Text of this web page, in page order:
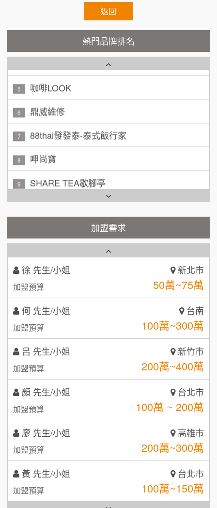
返回
熱門品牌排名
秉宏小米甜甜圈
4 潮鍋癮
5 咖啡LOOK
6 鼎威維修
7 88thai發發泰-泰式飯行家
8 呷尚寶
9 SHARE TEA歇腳亭
10 TEA TOP台灣第一味
Cozy coffee可集咖啡
3 秉宏小米甜甜圈
4 潮鍋癮
7 88thai發發泰-泰式飯行家
8 呷尚寶
9 SHARE TEA歇腳亭
10 TEA TOP台灣第一味
加盟需求
加盟預算 200萬~300萬
黃 先生/小姐
加盟預算 100萬~150萬
林 先生/小姐 屏東縣
加盟預算
吳 先生/小姐 屏東縣
加盟預算 100萬~200萬
加盟預算 100萬 ~150萬
徐 先生/小姐 新北市
加盟預算 50萬~75萬
何 先生/小姐 台南
加盟預算 100萬~300萬
呂 先生/小姐 新竹市
加盟預算 200萬~400萬
顏 先生/小姐 台北市
加盟預算 100萬 ~ 200萬
廖 先生/小姐 高雄市
加盟預算 200萬~300萬
黃 先生/小姐 台北市
加盟預算 100萬~150萬
【曉妍美妝】誠徵行政櫃檯
自助洗衣店誠徵代洗收送人員(台中市)
MUSHEN徵SPA美容芳療師
日十。早午食加盟說明會
拾鑶火鍋加盟說明會
全家加盟說明會